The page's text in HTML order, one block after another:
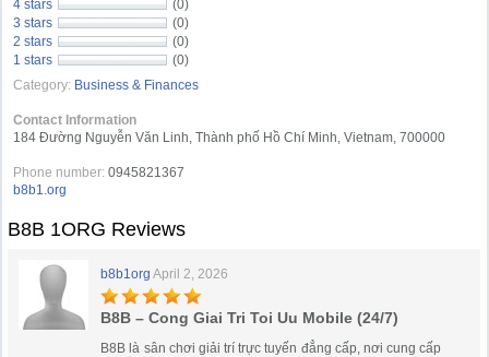
4 stars
(0)
3 stars
(0)
2 stars
(0)
1 stars
(0)
Category: Business & Finances
Contact Information
184 Đường Nguyễn Văn Linh, Thành phố Hồ Chí Minh, Vietnam, 700000
Phone number: 0945821367
b8b1.org
B8B 1ORG Reviews
b8b1org April 2, 2026
B8B – Cong Giai Tri Toi Uu Mobile (24/7)
B8B là sân chơi giải trí trực tuyến đẳng cấp, nơi cung cấp